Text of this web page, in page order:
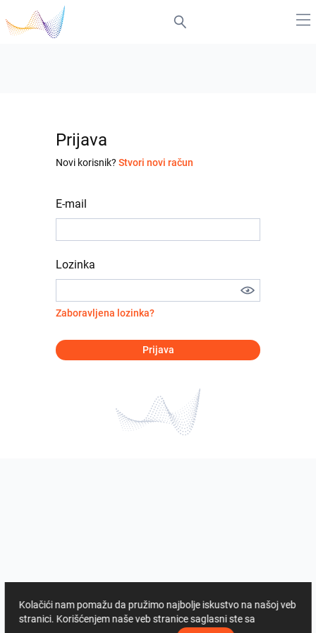
Prijava
Novi korisnik? Stvori novi račun
E-mail
Lozinka
Zaboravljena lozinka?
Prijava
Kolačići nam pomažu da pružimo najbolje iskustvo na našoj veb
stranici. Korišćenjem naše veb stranice saglasni ste sa